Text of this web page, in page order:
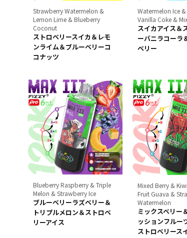
Strawberry Watermelon &
Lemon Lime & Blueberry
Coconut
ストロベリースイカ＆レモ
ンライム＆ブルーベリーコ
コナッツ
Watermelon Ice
Vanilla Coke &
スイカアイス＆
ーバニラコーラ
ベリー
Blueberry Raspberry & Triple
Melon & Strawberry Ice
ブルーベリーラズベリー＆
トリプルメロン＆ストロベ
リーアイス
Mixed Berry &
Fruit Guava &
Watermelon
ミックスベリー
ッションフルー
ストロベリース